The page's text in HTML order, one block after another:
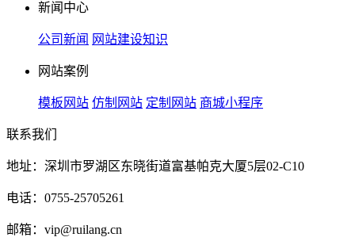
新闻中心
公司新闻 网站建设知识
网站案例
模板网站 仿制网站 定制网站 商城小程序
联系我们
地址：深圳市罗湖区东晓街道富基帕克大厦5层02-C10
电话：0755-25705261
邮箱：vip@ruilang.cn